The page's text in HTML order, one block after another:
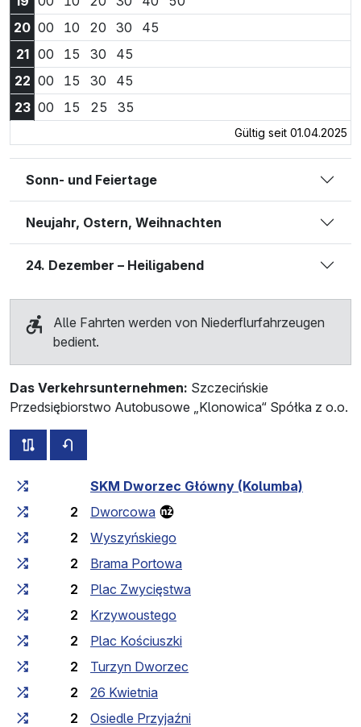
20 00 20:00 Uhr
10 20:10 Uhr
20 20:20 Uhr
30 20:30 Uhr
45
21 00 21:00 Uhr
15 21:15 Uhr
30 21:30 Uhr
45
22 00 22:00 Uhr
15 22:15 Uhr
30 22:30 Uhr
45
23 00 23:00 Uhr
15 23:15 Uhr
25 23:25 Uhr
35
Gültig seit 01.04.2025
Sonn- und Feiertage
Neujahr, Ostern, Weihnachten
24. Dezember – Heiligabend
Alle Fahrten werden von Niederflurfahrzeugen
bedient.
Das Verkehrsunternehmen: Szczecińskie
Przedsiębiorstwo Autobusowe „Klonowica“ Spółka z o.o.
alle Strecken dieser Linie
Fahrtzeit zunehmend Fahrtzeit zwischen den
SKM Dworzec Główny (Kolumba)
2
Dworcowa
2
Wyszyńskiego
2
Brama Portowa
2
Plac Zwycięstwa
2
Krzywoustego
2
Plac Kościuszki
2
Turzyn Dworzec
2
26 Kwietnia
2
Osiedle Przyjaźni